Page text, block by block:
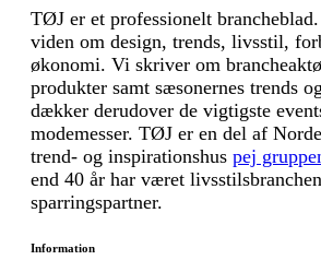
TØJ er et professionelt
viden om design, trends, livsstil,
økonomi. Vi skriver om
produkter samt sæsonernes trends
dækker derudover de vigtigste
modemesser. TØJ er en del af
trend- og inspirationshus pej
end 40 år har været
sparringspartner.
Information